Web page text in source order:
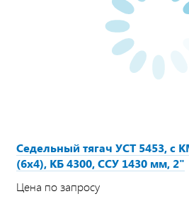
Седельный тягач УСТ 5453, с
(6х4), КБ 4300, ССУ 1430 мм, 2"
Цена по запросу